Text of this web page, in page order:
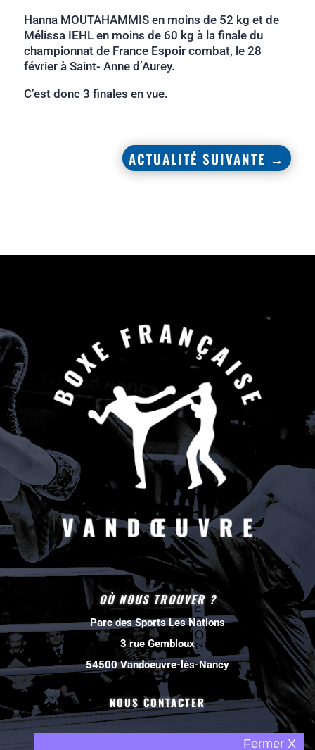
Hanna MOUTAHAMMIS en moins de 52 kg et de
Mélissa IEHL en moins de 60 kg à la finale du
championnat de France Espoir combat, le 28
février à Saint- Anne d’Aurey.
C’est donc 3 finales en vue.
ACTUALITÉ SUIVANTE →
OÙ NOUS TROUVER ?
Parc des Sports Les Nations
3 rue Gembloux
54500 Vandoeuvre-lès-Nancy
NOUS CONTACTER
Fermer X